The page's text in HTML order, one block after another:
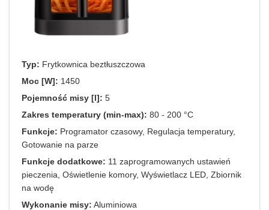
Typ: Frytkownica beztłuszczowa
Moc [W]: 1450
Pojemność misy [l]: 5
Zakres temperatury (min-max): 80 - 200 °C
Funkcje: Programator czasowy, Regulacja temperatury,
Gotowanie na parze
Funkcje dodatkowe: 11 zaprogramowanych ustawień
pieczenia, Oświetlenie komory, Wyświetlacz LED, Zbiornik
na wodę
Wykonanie misy: Aluminiowa